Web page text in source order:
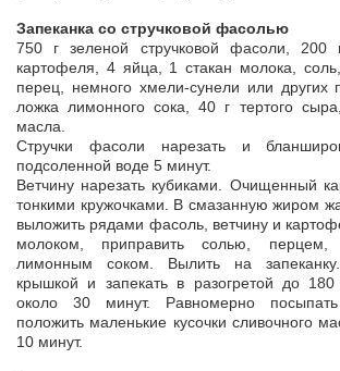
Запеканка со стручковой фасолью
750 г зеленой стручковой фасоли, 200
картофеля, 4 яйца, 1 стакан молока,
перец, немного хмели-сунели или других
ложка лимонного сока, 40 г тертого
масла.
Стручки фасоли нарезать и
подсоленной воде 5 минут.
Ветчину нарезать кубиками. Очищенный
тонкими кружочками. В смазанную жиром
выложить рядами фасоль, ветчину и
молоком, приправить солью, перцем,
лимонным соком. Вылить на
крышкой и запекать в разогретой до 180
около 30 минут. Равномерно
положить маленькие кусочки сливочного
10 минут.